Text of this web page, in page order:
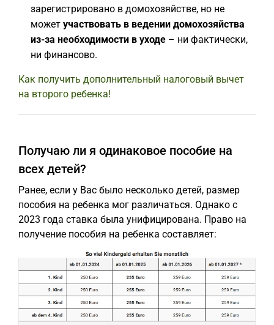
зарегистрировано в домохозяйстве, но не
может участвовать в ведении домохозяйства
из-за необходимости в уходе – ни фактически,
ни финансово.
Как получить дополнительный налоговый вычет
на второго ребенка!
Получаю ли я одинаковое пособие на
всех детей?
Ранее, если у Вас было несколько детей, размер
пособия на ребенка мог различаться. Однако с
2023 года ставка была унифицирована. Право на
получение пособия на ребенка составляет: